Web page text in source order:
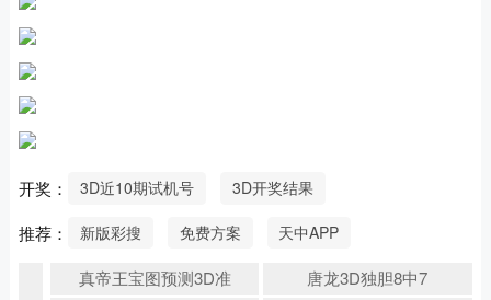
开奖： 3D近10期试机号 3D开奖结果
推荐： 新版彩搜 免费方案 天中APP
真帝王宝图预测3D准
唐龙3D独胆8中7